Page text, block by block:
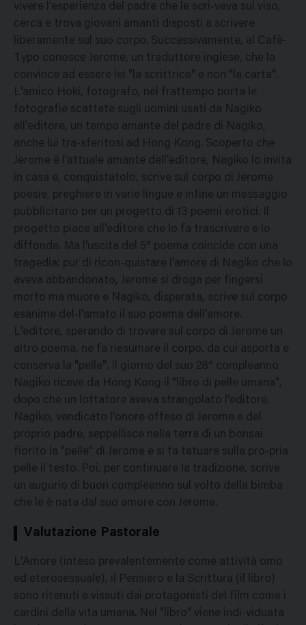
vivere l'esperienza del padre che le scri-veva sul viso,
cerca e trova giovani amanti disposti a scrivere
liberamente sul suo corpo. Successivamente, al Cafè-
Typo conosce Jerome, un traduttore inglese, che la
convince ad essere lei "la scrittrice" e non "la carta".
L'amico Hoki, fotografo, nel frattempo porta le
fotografie scattate sugli uomini usati da Nagiko
all'editore, un tempo amante del padre di Nagiko,
anche lui tra-sferitosi ad Hong Kong. Scoperto che
Jerome è l'attuale amante dell'editore, Nagiko lo invita
in casa e, conquistatolo, scrive sul corpo di Jerome
poesie, preghiere in varie lingue e infine un messaggio
pubblicitario per un progetto di 13 poemi erotici. Il
progetto piace all'editore che lo fa trascrivere e lo
diffonde. Ma l'uscita del 5° poema coincide con una
tragedia: pur di ricon-quistare l'amore di Nagiko che lo
aveva abbandonato, Jerome si droga per fingersi
morto ma muore e Nagiko, disperata, scrive sul corpo
esanime del-l'amato il suo poema dell'amore.
L'editore, sperando di trovare sul corpo di Jerome un
altro poema, ne fa riesumare il corpo, da cui asporta e
conserva la "pelle". Il giorno del suo 28° compleanno
Nagiko riceve da Hong Kong il "libro di pelle umana",
dopo che un lottatore aveva strangolato l'editore.
Nagiko, vendicato l'onore offeso di Jerome e del
proprio padre, seppellisce nella terra di un bonsai
fiorito la "pelle" di Jerome e si fa tatuare sulla pro-pria
pelle il testo. Poi, per continuare la tradizione, scrive
un augurio di buon compleanno sul volto della bimba
che le è nata dal suo amore con Jerome.
Valutazione Pastorale
L'Amore (inteso prevalentemente come attività omo
ed eterosessuale), il Pensiero e la Scrittura (il libro)
sono ritenuti e vissuti dai protagonisti del film come i
cardini della vita umana. Nel "libro" viene indi-viduata